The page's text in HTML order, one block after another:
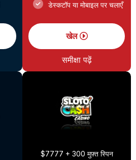
डेस्कटॉप या मोबाइल पर चलाएँ
खेल
समीक्षा पढ़ें
$7777 + 300 मुफ़्त स्पिन